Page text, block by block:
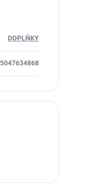
DOPLŇKY
5047634868